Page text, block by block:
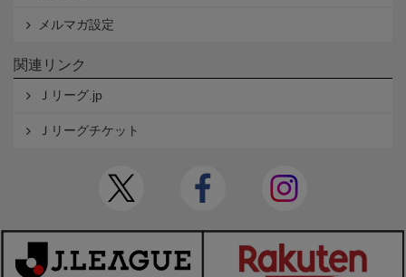
メルマガ設定
関連リンク
Ｊリーグ.jp
Ｊリーグチケット